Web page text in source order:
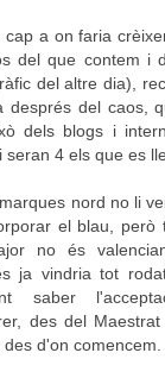
cap a on faria
del que contem i
del altre dia),
després del caos,
dels blogs i
seran 4 els que es
nord no li
el blau, però
no és
ja vindria tot
saber
des del
d'on comencem.